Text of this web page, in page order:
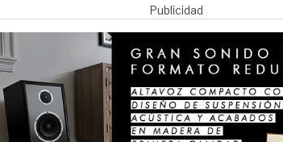
Publicidad